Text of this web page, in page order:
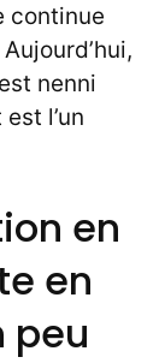
continue
nenni
l’un
en
en
peu